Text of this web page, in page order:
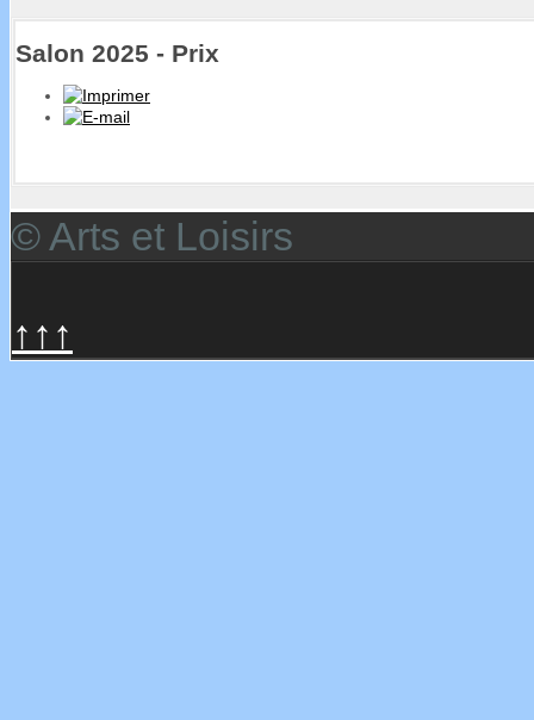
Salon 2025 - Prix
© Arts et Loisirs
↑↑↑